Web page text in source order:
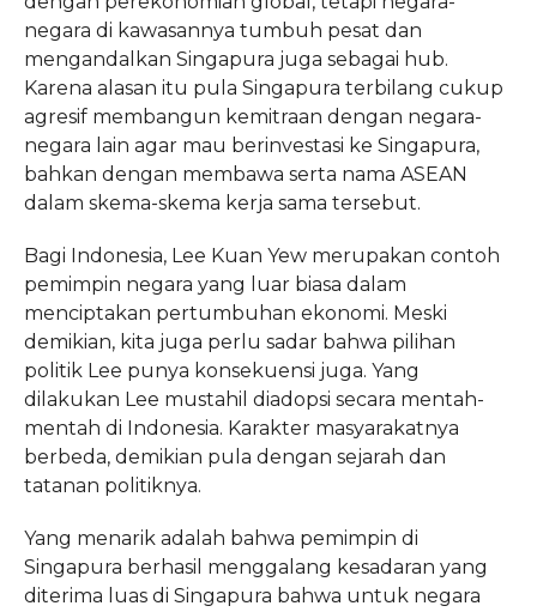
negara di kawasannya tumbuh pesat dan
mengandalkan Singapura juga sebagai hub.
Karena alasan itu pula Singapura terbilang cukup
agresif membangun kemitraan dengan negara-
negara lain agar mau berinvestasi ke Singapura,
bahkan dengan membawa serta nama ASEAN
dalam skema-skema kerja sama tersebut.
Bagi Indonesia, Lee Kuan Yew merupakan contoh
pemimpin negara yang luar biasa dalam
menciptakan pertumbuhan ekonomi. Meski
demikian, kita juga perlu sadar bahwa pilihan
politik Lee punya konsekuensi juga. Yang
dilakukan Lee mustahil diadopsi secara mentah-
mentah di Indonesia. Karakter masyarakatnya
berbeda, demikian pula dengan sejarah dan
tatanan politiknya.
Yang menarik adalah bahwa pemimpin di
Singapura berhasil menggalang kesadaran yang
diterima luas di Singapura bahwa untuk negara